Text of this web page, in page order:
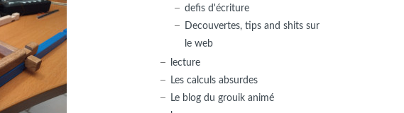
defis d'écriture
Decouvertes, tips and shits sur
le web
lecture
Les calculs absurdes
Le blog du grouik animé